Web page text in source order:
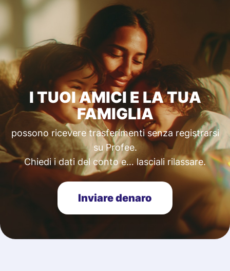
I TUOI AMICI E LA TUA
FAMIGLIA
possono ricevere trasferimenti senza registrarsi
su Profee.
Chiedi i dati del conto e… lasciali rilassare.
Inviare denaro